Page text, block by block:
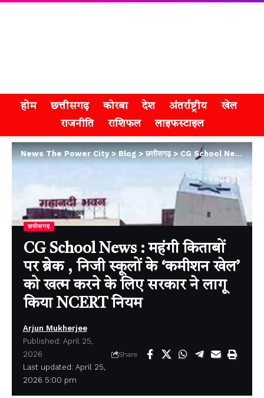
होम छत्तीसगढ़ कोरबा देश अंतर्राष्ट्रीय
खेल
राजनीति
राशिफल लाइफस्टाइल
News The Power City>Blog>छत्तीसगढ़>CG School News : महंगी किताबों पर ब्रेक , निजी स्कूलों के ‘कमीशन खेल’ को खत्म करने के लिए सरकार ने लागू किया NCERT नियम
छत्तीसगढ़
CG School News : महंगी किताबों
पर ब्रेक , निजी स्कूलों के ‘कमीशन खेल’
को खत्म करने के लिए सरकार ने लागू
किया NCERT नियम
Last updated: April 25,
2026 5:00 pm
Arjun Mukherjee
Published: April 25,
2026
Share